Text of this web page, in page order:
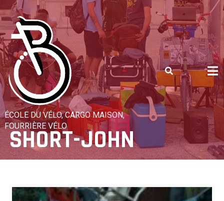
Skip
to
content
ÉCOLE DU VÉLO, CARGO MAISON,
FOURRIÈRE VÉLO
SHORT-JOHN